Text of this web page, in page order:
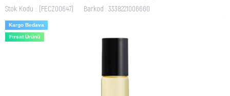
Stok Kodu (FECZ00647) Barkod : 3338221006660
Kargo Bedava
Fırsat Ürünü